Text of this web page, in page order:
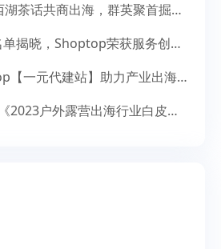
Shoptop杭州行|西湖茶话共商出海，群英聚首掘金未来
星球奖2022 获奖名单揭晓，Shoptop荣获服务创新奖！
抢位报名！Shoptop【一元代建站】助力产业出海，献礼14周年
Shoptop重磅发布《2023户外露营出海行业白皮书》！聚焦150亿美元市场，探寻增长新机遇